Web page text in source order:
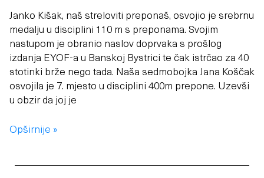
Janko Kišak, naš streloviti preponaš, osvojio je srebrnu
medalju u disciplini 110 m s preponama. Svojim
nastupom je obranio naslov doprvaka s prošlog
izdanja EYOF-a u Banskoj Bystrici te čak istrčao za 40
stotinki brže nego tada. Naša sedmobojka Jana Koščak
osvojila je 7. mjesto u disciplini 400m prepone. Uzevši
u obzir da joj je
Opširnije »